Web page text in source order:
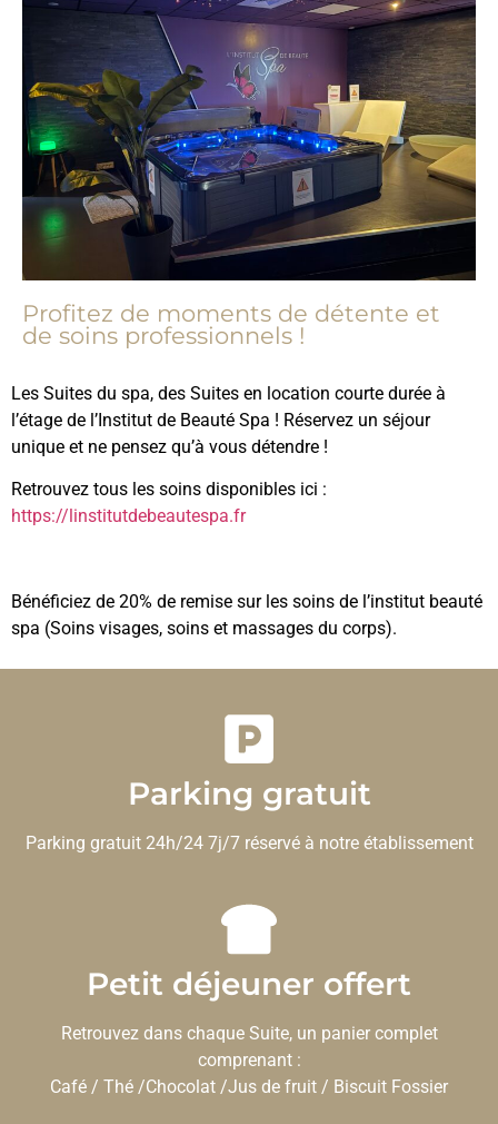
Profitez de moments de détente et
de soins professionnels !
Les Suites du spa, des Suites en location courte durée à
l’étage de l’Institut de Beauté Spa ! Réservez un séjour
unique et ne pensez qu’à vous détendre !
Retrouvez tous les soins disponibles ici :
https://linstitutdebeautespa.fr
Bénéficiez de 20% de remise sur les soins de l’institut beauté
spa (Soins visages, soins et massages du corps).
Parking gratuit
Parking gratuit 24h/24 7j/7 réservé à notre établissement
Petit déjeuner offert
Retrouvez dans chaque Suite, un panier complet
comprenant :
Café / Thé /Chocolat /Jus de fruit / Biscuit Fossier